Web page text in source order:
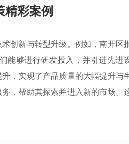
精彩案例
创新与转型升级。例如，南开区
能够进行研发投入，并引进先进
，实现了产品质量的大幅提升与
，帮助其探索并进入新的市场。